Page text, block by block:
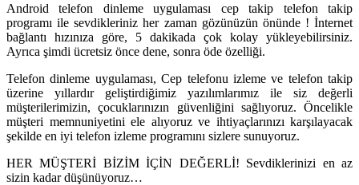
Android telefon dinleme uygulaması cep takip telefon takip
programı ile sevdikleriniz her zaman gözünüzün önünde ! İnternet
bağlantı hızınıza göre, 5 dakikada çok kolay yükleyebilirsiniz.
Ayrıca şimdi ücretsiz önce dene, sonra öde özelliği.
Telefon dinleme uygulaması, Cep telefonu izleme ve telefon takip
üzerine yıllardır geliştirdiğimiz yazılımlarımız ile siz değerli
müşterilerimizin, çocuklarınızın güvenliğini sağlıyoruz. Öncelikle
müşteri memnuniyetini ele alıyoruz ve ihtiyaçlarınızı karşılayacak
şekilde en iyi telefon izleme programını sizlere sunuyoruz.
HER MÜŞTERİ BİZİM İÇİN DEĞERLİ! Sevdiklerinizi en az
sizin kadar düşünüyoruz…